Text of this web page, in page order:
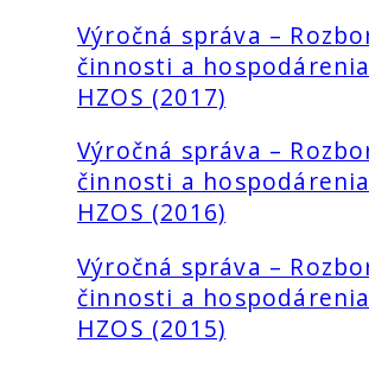
Výročná správa –
činnosti a hospodárenia
HZOS (2017)
Výročná správa –
činnosti a hospodárenia
HZOS (2016)
Výročná správa –
činnosti a hospodárenia
HZOS (2015)